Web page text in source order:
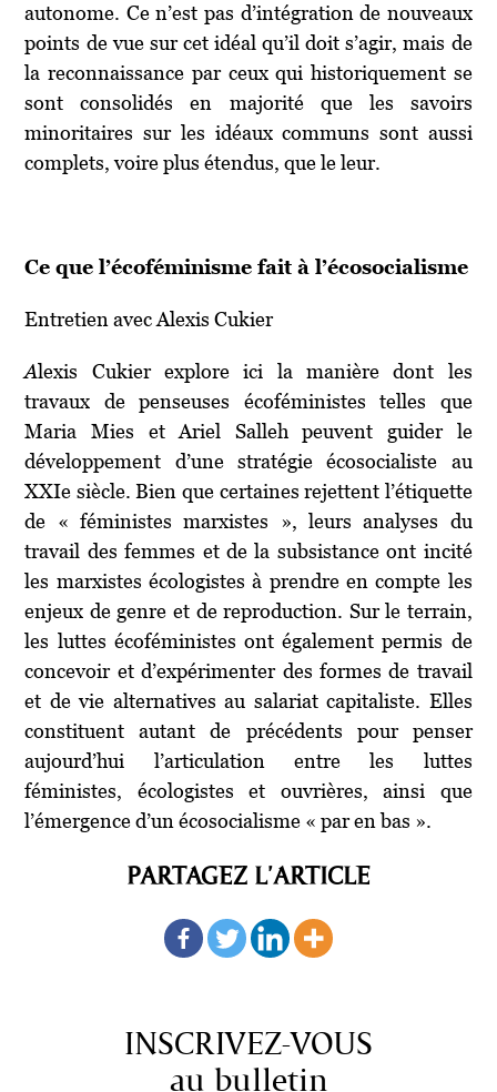
autonome. Ce n’est pas d’intégration de nouveaux
points de vue sur cet idéal qu’il doit s’agir, mais de
la reconnaissance par ceux qui historiquement se
sont consolidés en majorité que les savoirs
minoritaires sur les idéaux communs sont aussi
complets, voire plus étendus, que le leur.
Ce que l’écoféminisme fait à l’écosocialisme
Entretien avec Alexis Cukier
Alexis Cukier explore ici la manière dont les
travaux de penseuses écoféministes telles que
Maria Mies et Ariel Salleh peuvent guider le
développement d’une stratégie écosocialiste au
XXIe siècle. Bien que certaines rejettent l’étiquette
de « féministes marxistes », leurs analyses du
travail des femmes et de la subsistance ont incité
les marxistes écologistes à prendre en compte les
enjeux de genre et de reproduction. Sur le terrain,
les luttes écoféministes ont également permis de
concevoir et d’expérimenter des formes de travail
et de vie alternatives au salariat capitaliste. Elles
constituent autant de précédents pour penser
aujourd’hui l’articulation entre les luttes
féministes, écologistes et ouvrières, ainsi que
l’émergence d’un écosocialisme « par en bas ».
PARTAGEZ L'ARTICLE
INSCRIVEZ-VOUS
au bulletin